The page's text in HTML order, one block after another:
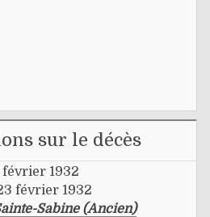
sur le décès
1932
février 1932
Sabine (Ancien)